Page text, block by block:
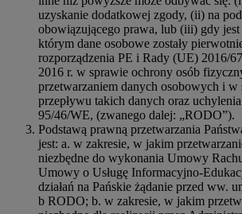
uzyskanie dodatkowej zgody, (ii) na
obowiązującego prawa, lub (iii) gdy
którym dane osobowe zostały
rozporządzenia PE i Rady (UE) 2016/
2016 r. w sprawie ochrony osób
przetwarzaniem danych osobowych i w
przepływu takich danych oraz
95/46/WE, (zwanego dalej: „RODO”).
Podstawą prawną przetwarzania
jest: a. w zakresie, w jakim
niezbędne do wykonania Umowy
Umowy o Usługę Informacyjno-
działań na Pańskie żądanie przed ww.
b RODO; b. w zakresie, w jakim